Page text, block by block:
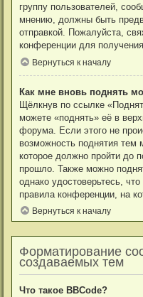
группу пользователей,
мнению, должны быть
отправкой. Пожалуйста,
конференции для
Вернуться к началу
Как мне вновь поднять
Щёлкнув по ссылке
можете «поднять» её в
форума. Если этого не
возможность поднятия тем
которое должно пройти до
прошло. Также можно
однако удостоверьтесь,
правила конференции, на
Вернуться к началу
Форматирование
создаваемых тем
Что такое BBCode?